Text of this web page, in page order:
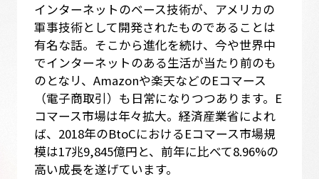
インターネットのベース技術が、アメリカの
軍事技術として開発されたものであることは
有名な話。そこから進化を続け、今や世界中
でインターネットのある生活が当たり前のも
のとなリ、Amazonや楽天などのEコマース
（電子商取引）も日常になりつつあります。E
コマース市場は年々拡大。経済産業省によれ
ば、2018年のBtoCにおけるEコマース市場規
模は17兆9,845億円と、前年に比べて8.96%の
高い成長を遂げています。